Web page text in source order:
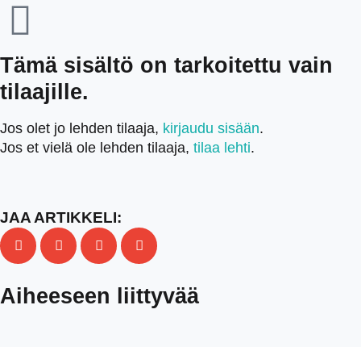
Tämä sisältö on tarkoitettu vain
tilaajille.
Jos olet jo lehden tilaaja, kirjaudu sisään.
Jos et vielä ole lehden tilaaja, tilaa lehti.
JAA ARTIKKELI:
Aiheeseen liittyvää